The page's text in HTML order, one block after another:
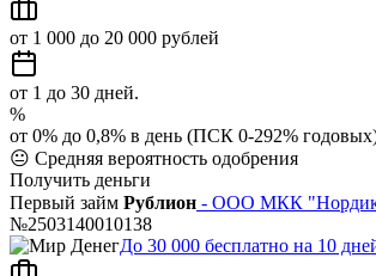
от 1 000 до 20 000 рублей
от 1 до 30 дней.
%
от 0% до 0,8% в день (ПСК 0-292%
😐 Средняя вероятность одобрения
Получить деньги
Первый займ Рублион - ООО МКК
№2503140010138
До 30 000 бесплатно на 10